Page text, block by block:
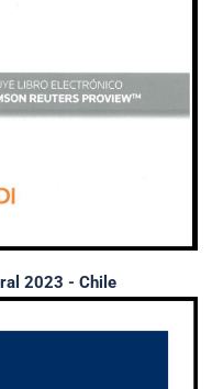
2023 - Chile